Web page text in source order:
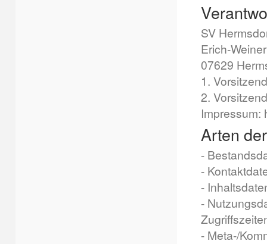
SV
Erich-
07629
1.
2.
Impressum:
Arten
-
-
-
-
- Meta-/